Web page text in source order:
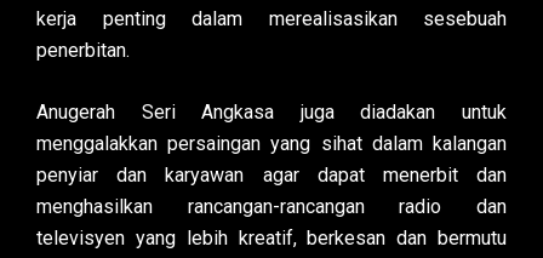
kerja penting dalam merealisasikan sesebuah
penerbitan.
Anugerah Seri Angkasa juga diadakan untuk
menggalakkan persaingan yang sihat dalam kalangan
penyiar dan karyawan agar dapat menerbit dan
menghasilkan rancangan-rancangan radio dan
televisyen yang lebih kreatif, berkesan dan bermutu